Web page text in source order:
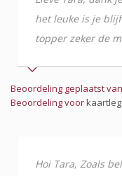
het leuke is je
topper zeker de
Beoordeling geplaatst
Beoordeling voor
Hoi Tara, Zoals